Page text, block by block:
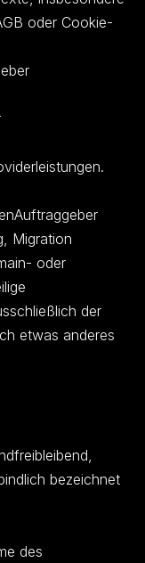
oder Cookie-
Migration
oder
der
etwas anderes
bezeichnet
des